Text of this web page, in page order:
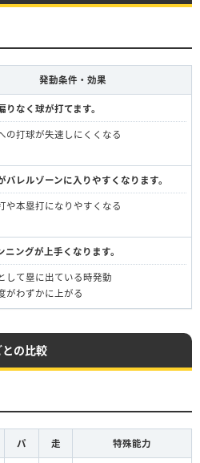
発動条件・効果
りなく球が打てます。
の打球が失速しにくくなる
バレルゾーンに入りやすくなります。
や本塁打になりやすくなる
ニングが上手くなります。
して塁に出ている時発動
がわずかに上がる
の比較
パ 走 特殊能力